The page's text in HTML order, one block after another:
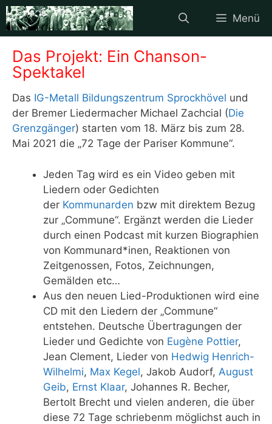
Zum
Inhalt
springen
Menü
Das Projekt: Ein Chanson-
Spektakel
Das IG-Metall Bildungszentrum Sprockhövel und
der Bremer Liedermacher Michael Zachcial (Die
Grenzgänger) starten vom 18. März bis zum 28.
Mai 2021 die „72 Tage der Pariser Kommune“.
Jeden Tag wird es ein Video geben mit
Liedern oder Gedichten
der Kommunarden bzw mit direktem Bezug
zur „Commune“. Ergänzt werden die Lieder
durch einen Podcast mit kurzen Biographien
von Kommunard*inen, Reaktionen von
Zeitgenossen, Fotos, Zeichnungen,
Gemälden etc…
Aus den neuen Lied-Produktionen wird eine
CD mit den Liedern der „Commune“
entstehen. Deutsche Übertragungen der
Lieder und Gedichte von Eugène Pottier,
Jean Clement, Lieder von Hedwig Henrich-
Wilhelmi, Max Kegel, Jakob Audorf, August
Geib, Ernst Klaar, Johannes R. Becher,
Bertolt Brecht und vielen anderen, die über
diese 72 Tage schriebenm möglichst auch in